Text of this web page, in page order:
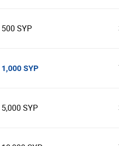
500 SYP
1,000 SYP
5,000 SYP